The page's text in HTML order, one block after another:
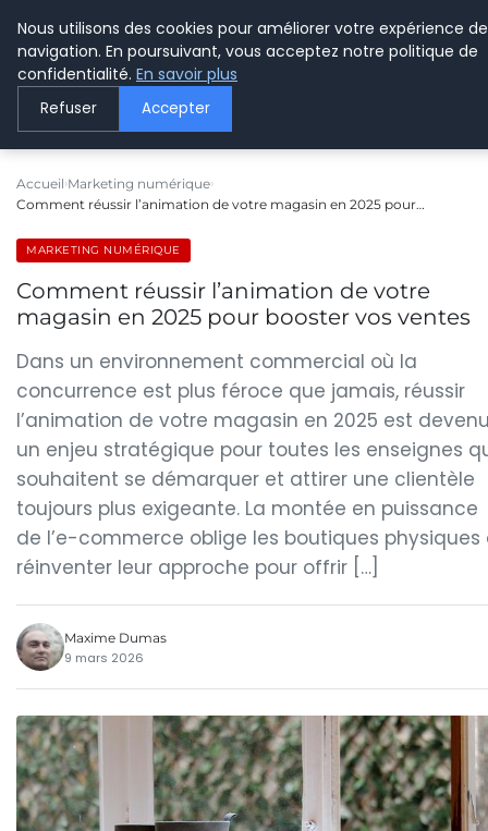
LE WEBMARKETING
Accueil Marketing numérique
Comment réussir l’animation de votre magasin en 2025 pour…
MARKETING NUMÉRIQUE
Comment réussir l’animation de votre
magasin en 2025 pour booster vos ventes
Dans un environnement commercial où la
concurrence est plus féroce que jamais, réussir
l’animation de votre magasin en 2025 est
un enjeu stratégique pour toutes les enseignes
souhaitent se démarquer et attirer une clientèle
toujours plus exigeante. La montée en puissance
de l’e-commerce oblige les boutiques physiques
réinventer leur approche pour offrir […]
Maxime Dumas
9 mars 2026
Nous utilisons des cookies pour améliorer votre expérience de
navigation. En poursuivant, vous acceptez notre politique de
confidentialité. En savoir plus
Refuser Accepter